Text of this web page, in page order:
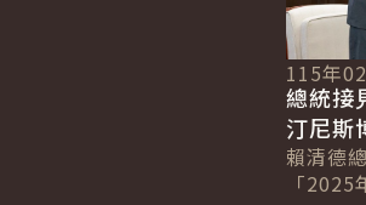
115年
總統接
汀尼
量子
合作
賴清德
「